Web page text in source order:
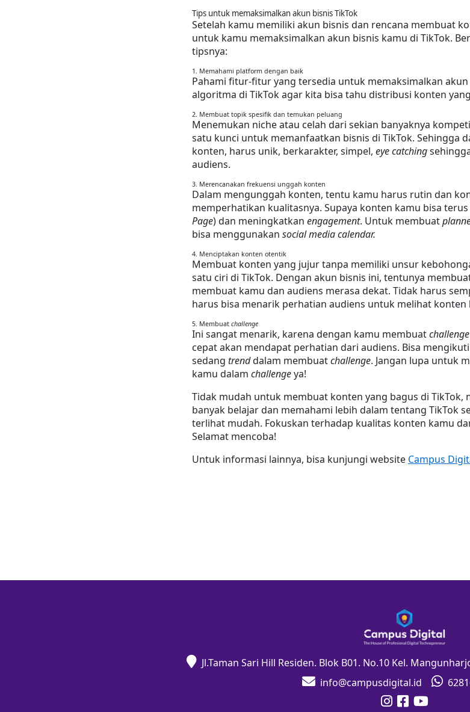
Tips untuk memaksimalkan akun bisnis TikTok
Setelah kamu memiliki akun bisnis dan rencana membuat
untuk kamu memaksimalkan akun bisnis kamu di TikTok.
tipsnya:
1. Memahami platform dengan baik
Pahami fitur-fitur yang tersedia untuk memaksimalkan akun
algoritma di TikTok agar kita bisa tahu distribusi konten
2. Membuat topik spesifik dan temukan peluang
Menemukan niche atau celah dari sekian banyaknya
satu kunci untuk memanfaatkan bisnis di TikTok. Sehingga
konten, harus unik, berkarakter, simpel, eye catching
audiens.
3. Merencanakan frekuensi unggah konten
Dalam mengunggah konten, tentu kamu harus rutin dan
memperhatikan kualitasnya. Supaya konten kamu bisa terus
Page) dan meningkatkan engagement. Untuk membuat
bisa menggunakan social media calendar.
4. Menciptakan konten otentik
Membuat konten yang jujur tanpa memiliki unsur
satu ciri di TikTok. Dengan akun bisnis ini, tentunya
membuat kamu dan audiens merasa dekat. Tidak harus
harus bisa menarik perhatian audiens untuk melihat konten
5. Membuat challenge
Ini sangat menarik, karena dengan kamu membuat challenge
cepat akan mendapat perhatian dari audiens. Bisa
sedang trend dalam membuat challenge. Jangan lupa untuk
kamu dalam challenge ya!
Tidak mudah untuk membuat konten yang bagus di TikTok,
banyak belajar dan memahami lebih dalam tentang TikTok
terlihat mudah. Fokuskan terhadap kualitas konten kamu
Selamat mencoba!
Untuk informasi lainnya, bisa kunjungi website Campus
Jl.Taman Sari Hill Residen. Blok B01. No.10 Kel.
info@campusdigital.id